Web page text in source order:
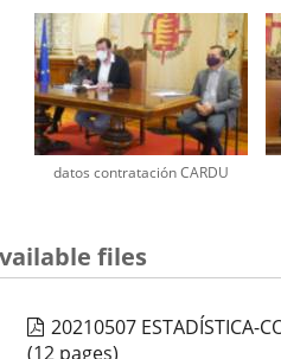
datos contratación CARDU
files
20210507 ESTADÍSTICA-
(12 pages)